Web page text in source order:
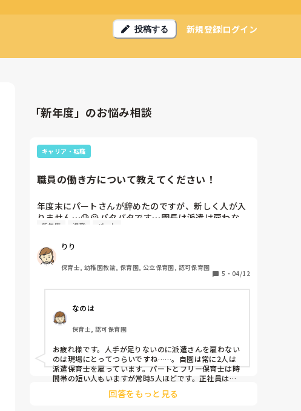
投稿する 新規登録ログイン
「新年度」のお悩み相談
キャリア・転職
職員の働き方について教えてください！
年度末にパートさんが辞めたのですが、新しく人が入
りません…😰😭バタバタです…園長は派遣は雇わな
い！と一点ばりで…みなさんの園は正職員、派遣、パ
新年度 退職 パート
りり
保育士, 幼稚園教諭, 保育園, 公立保育園, 認可保育園
5 ・ 04/12
なのは
保育士, 認可保育園
お疲れ様です。人手が足りないのに派遣さんを雇わない
のは現場にとってつらいですね……。自園は常に2人は
派遣保育士を雇っています。パートとフリー保育士は時
間帯の短い人もいますが常時5人ほどです。正社員は各
クラスに幼児なら1人、乳児なら2人の配置です。
回答をもっと見る